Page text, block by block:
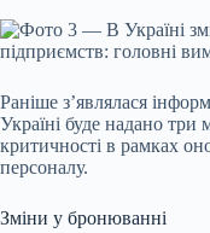
Раніше з’являлася
Україні буде надано три
критичності в рамках
персоналу.
Зміни у бронюванні